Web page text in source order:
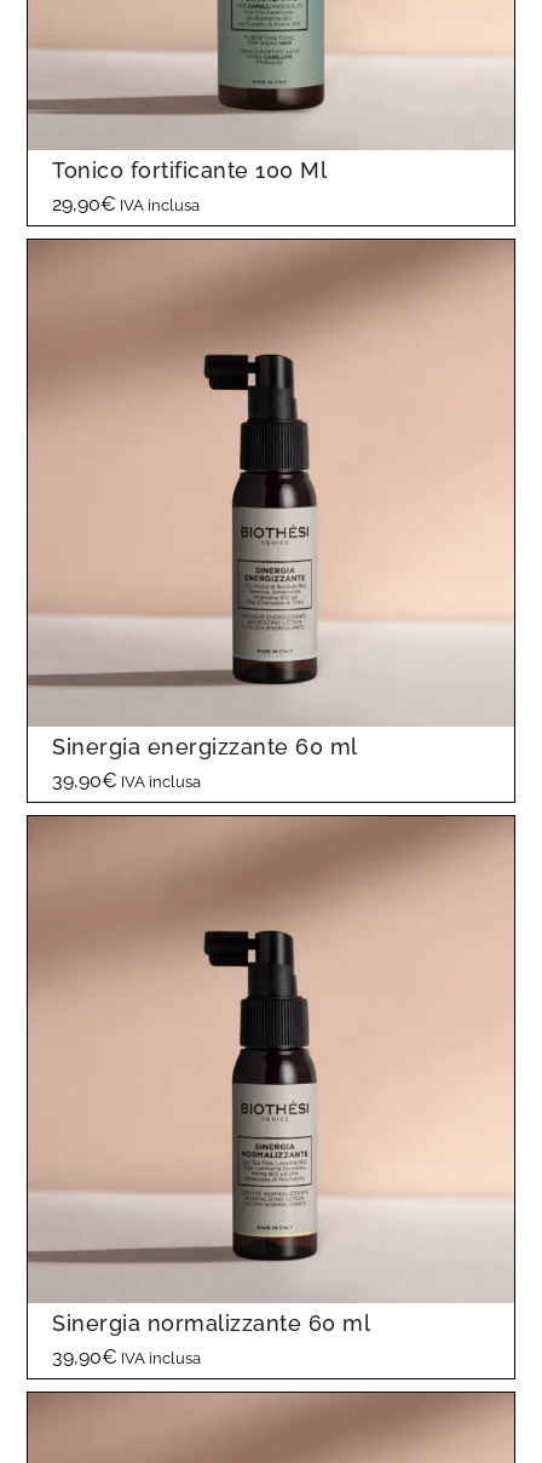
z
o
d
1
0
0
Tonico fortificante 100 Ml
29,90€ IVA inclusa
Sinergia energizzante 60 ml
39,90€ IVA inclusa
Sinergia normalizzante 60 ml
39,90€ IVA inclusa